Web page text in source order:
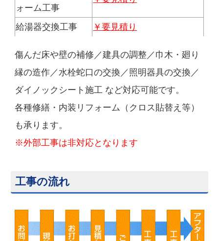
ォーム工事
給湯器交換工事 ￥要見積り
傷んだ床や壁の補修／建具の調整／巾木・廻り
縁の造作／水栓蛇口の交換／照明器具の交換／
ダイノックシート施工 など対応可能です。
各種修繕・内装リフォーム（クロス貼替え等）
も承ります。
※外部工事は非対応となります
工事の流れ